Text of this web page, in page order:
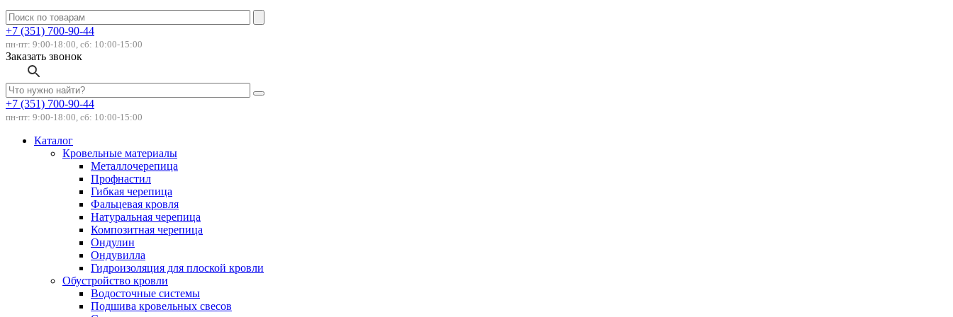
+7 (351) 700-90-44
пн-пт: 9:00-18:00, сб: 10:00-15:00
Заказать звонок
+7 (351) 700-90-44
пн-пт: 9:00-18:00, сб: 10:00-15:00
Каталог
Кровельные материалы
Металлочерепица
Профнастил
Гибкая черепица
Фальцевая кровля
Натуральная черепица
Композитная черепица
Ондулин
Ондувилла
Гидроизоляция для плоской кровли
Обустройство кровли
Водосточные системы
Подшива кровельных свесов